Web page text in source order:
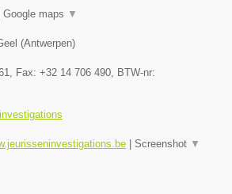
Google maps ▼
(Antwerpen)
, Fax: +32 14 706 490 , BTW-nr:
| Screenshot ▼